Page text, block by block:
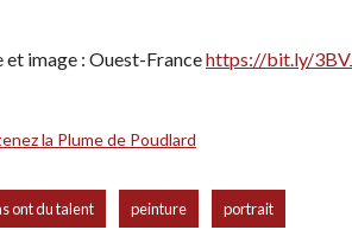
et image : Ouest-Francehttps://bit.ly/
ont du talent peinture portrait